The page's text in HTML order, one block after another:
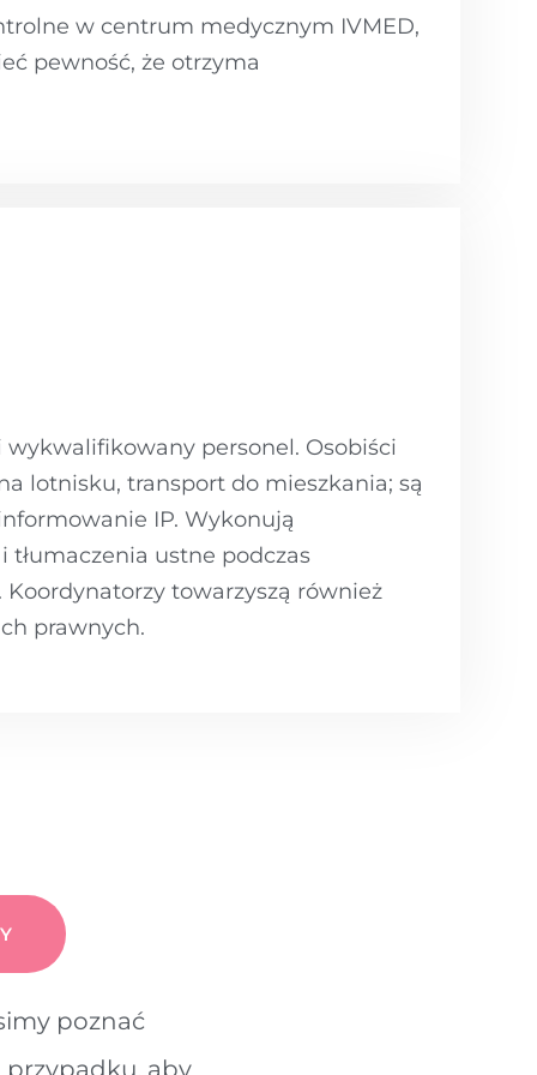
w centrum medycznym IVMED,
pewność, że otrzyma
personel. Osobiści
lotnisku, transport do mieszkania; są
IP. Wykonują
ustne podczas
towarzyszą również
prawnych.
poznać
aby